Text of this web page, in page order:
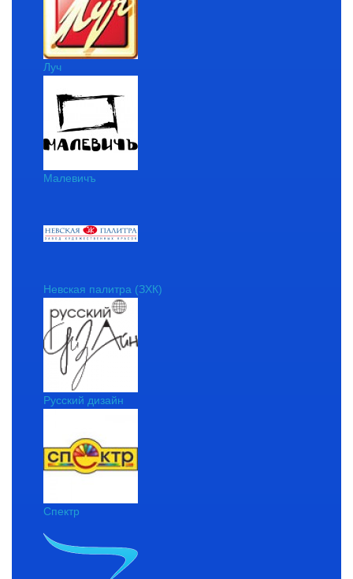
Луч
Малевичъ
Невская палитра (ЗХК)
Русский дизайн
Спектр